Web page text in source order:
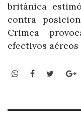
británica
contra
Crimea
efectivos
WhatsApp
Facebook
Twitter